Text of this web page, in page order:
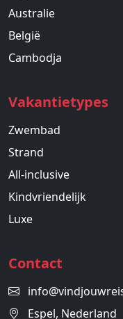
Australie
België
Cambodja
Vakantietypes
Zwembad
Strand
All-inclusive
Kindvriendelijk
Luxe
Contact
Espel, Nederland